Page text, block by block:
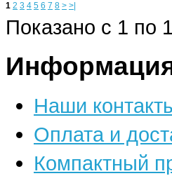
1 2 3 4 5 6 7 8 > >|
Показано с 1 по
Наши
Оплата и
Компактный